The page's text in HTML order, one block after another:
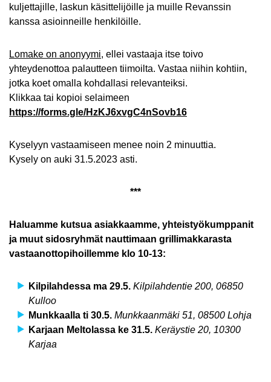
kuljettajille, laskun käsittelijöille ja muille Revanssin
kanssa asioinneille henkilöille.
Lomake on anonyymi, ellei vastaaja itse toivo
yhteydenottoa palautteen tiimoilta. Vastaa niihin kohtiin,
jotka koet omalla kohdallasi relevanteiksi.
Klikkaa tai kopioi selaimeen
https://forms.gle/HzKJ6xvgC4nSovb16
Kyselyyn vastaamiseen menee noin 2 minuuttia.
Kysely on auki 31.5.2023 asti.
***
Haluamme kutsua asiakkaamme, yhteistyökumppanit
ja muut sidosryhmät nauttimaan grillimakkarasta
vastaanottopihoillemme klo 10-13:
Kilpilahdessa ma 29.5. Kilpilahdentie 200, 06850
Kulloo
Munkkaalla ti 30.5. Munkkaanmäki 51, 08500 Lohja
Karjaan Meltolassa ke 31.5. Keräystie 20, 10300
Karjaa